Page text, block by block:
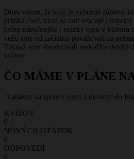
Dnes vieme, že kvíz je výborná zábava,
priláka ľudí, ktorí sa radi vracajú i napriek
kvízy náročnejšie ( otázky typu v ktorom
vežu sme od začiatku považovali za
Taktiež sme absolvovali niekoľko
kvízov.
ČO MÁME V PLÁNE
Zabávať sa spolu s vami a doviezť do
KVÍZOV
0 +
NOVÝCH OTÁZOK
0
ODPOVEDÍ
0